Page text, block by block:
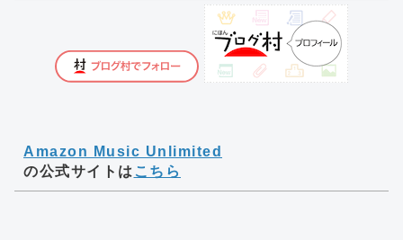
Amazon Music Unlimited
の公式サイトは こちら